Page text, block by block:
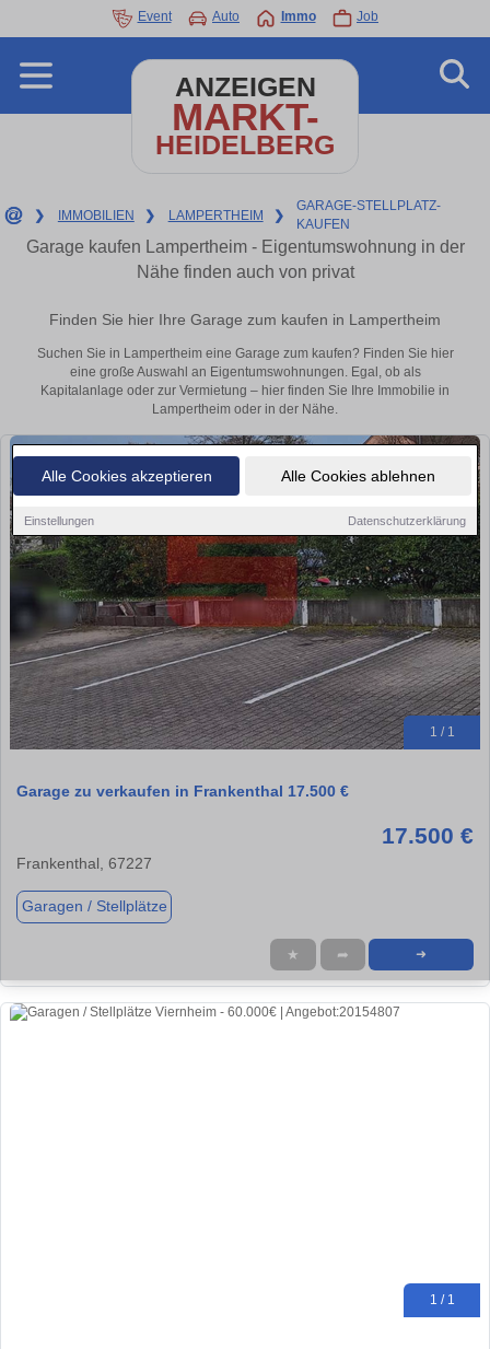
Alle Cookies akzeptieren Alle Cookies ablehnen
Einstellungen Datenschutzerklärung
Event Auto Immo Job
ANZEIGEN
MARKT-
HEIDELBERG
❯ IMMOBILIEN ❯ LAMPERTHEIM ❯
GARAGE-STELLPLATZ-
KAUFEN
Garage kaufen Lampertheim - Eigentumswohnung in der
Nähe finden auch von privat
Finden Sie hier Ihre Garage zum kaufen in Lampertheim
Suchen Sie in Lampertheim eine Garage zum kaufen? Finden Sie hier
eine große Auswahl an Eigentumswohnungen. Egal, ob als
Kapitalanlage oder zur Vermietung – hier finden Sie Ihre Immobilie in
Lampertheim oder in der Nähe.
1 / 1
Garage zu verkaufen in Frankenthal 17.500 €
17.500 €
Frankenthal, 67227
Garagen / Stellplätze
★ ➦ ➜
1 / 1